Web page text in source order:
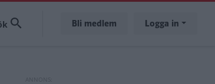
Bli medlem Logga in